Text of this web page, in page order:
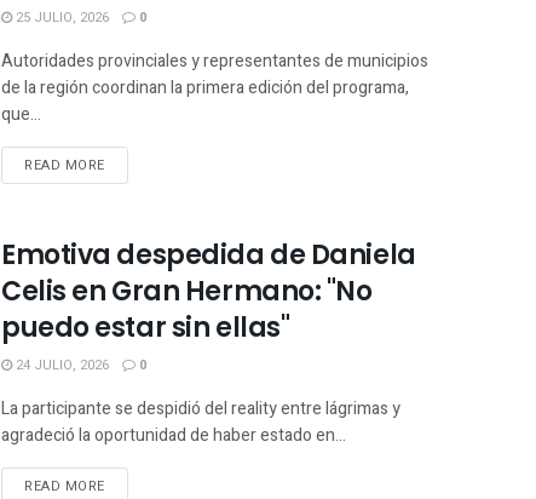
25 JULIO, 2026 0
Autoridades provinciales y representantes de municipios
de la región coordinan la primera edición del programa,
que...
READ MORE
Emotiva despedida de Daniela
Celis en Gran Hermano: "No
puedo estar sin ellas"
24 JULIO, 2026 0
La participante se despidió del reality entre lágrimas y
agradeció la oportunidad de haber estado en...
READ MORE